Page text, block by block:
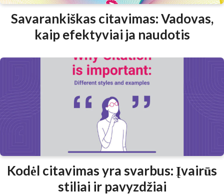
Savarankiškas citavimas: Vadovas,
kaip efektyviai ja naudotis
Kodėl citavimas yra svarbus: Įvairūs
stiliai ir pavyzdžiai